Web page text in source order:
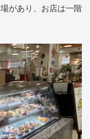
があり、お店は一階